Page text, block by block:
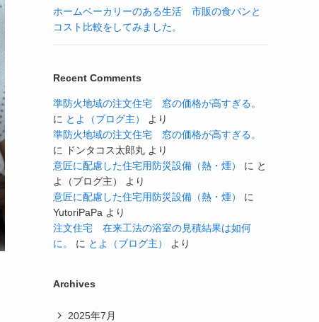
ホームベーカリーのある生活 市販の食パンと
コスト比較をしてみました。
Recent Comments
準防火地域の注文住宅 窓の価格が高すぎる。
に とよ（ブログ主）
より
準防火地域の注文住宅 窓の価格が高すぎる。
に
ドンタコス太郎丸 より
意匠に配慮した住宅用防災設備（熱・煙）
に と
よ（ブログ主）
より
意匠に配慮した住宅用防災設備（熱・煙）
に
YutoriPaPa より
注文住宅 在来工法の浴室の見積結果は如何
に。
に とよ（ブログ主） より
Archives
2025年7月